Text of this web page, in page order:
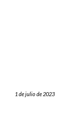
1 de julio de 2023